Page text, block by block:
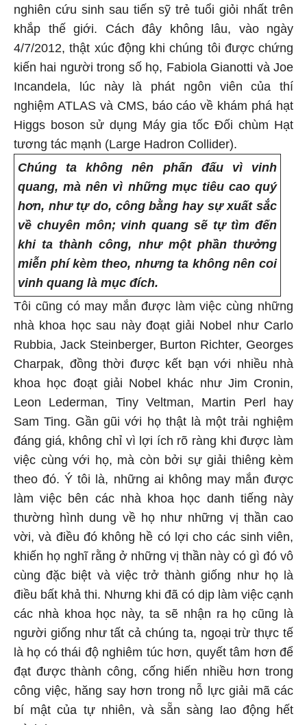
nghiên cứu sinh sau tiến sỹ trẻ tuổi giỏi nhất trên
khắp thế giới. Cách đây không lâu, vào ngày
4/7/2012, thật xúc động khi chúng tôi được chứng
kiến hai người trong số họ, Fabiola Gianotti và Joe
Incandela, lúc này là phát ngôn viên của thí
nghiệm ATLAS và CMS, báo cáo về khám phá hạt
Higgs boson sử dụng Máy gia tốc Đối chùm Hạt
tương tác mạnh (Large Hadron Collider).
Chúng ta không nên phấn đấu vì vinh
quang, mà nên vì những mục tiêu cao quý
hơn, như tự do, công bằng hay sự xuất sắc
về chuyên môn; vinh quang sẽ tự tìm đến
khi ta thành công, như một phần thưởng
miễn phí kèm theo, nhưng ta không nên coi
vinh quang là mục đích.
Tôi cũng có may mắn được làm việc cùng những
nhà khoa học sau này đoạt giải Nobel như Carlo
Rubbia, Jack Steinberger, Burton Richter, Georges
Charpak, đồng thời được kết bạn với nhiều nhà
khoa học đoạt giải Nobel khác như Jim Cronin,
Leon Lederman, Tiny Veltman, Martin Perl hay
Sam Ting. Gần gũi với họ thật là một trải nghiệm
đáng giá, không chỉ vì lợi ích rõ ràng khi được làm
việc cùng với họ, mà còn bởi sự giải thiêng kèm
theo đó. Ý tôi là, những ai không may mắn được
làm việc bên các nhà khoa học danh tiếng này
thường hình dung về họ như những vị thần cao
vời, và điều đó không hề có lợi cho các sinh viên,
khiến họ nghĩ rằng ở những vị thần này có gì đó vô
cùng đặc biệt và việc trở thành giống như họ là
điều bất khả thi. Nhưng khi đã có dịp làm việc cạnh
các nhà khoa học này, ta sẽ nhận ra họ cũng là
người giống như tất cả chúng ta, ngoại trừ thực tế
là họ có thái độ nghiêm túc hơn, quyết tâm hơn để
đạt được thành công, cống hiến nhiều hơn trong
công việc, hăng say hơn trong nỗ lực giải mã các
bí mật của tự nhiên, và sẵn sàng lao động hết